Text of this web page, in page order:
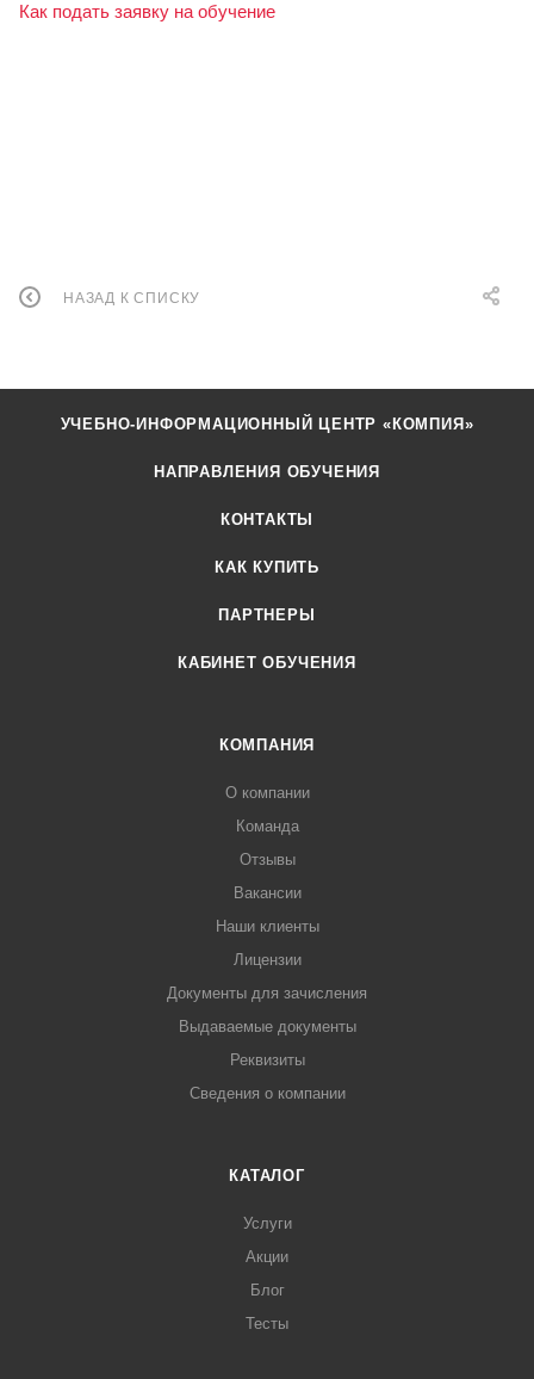
Как подать заявку на обучение
НАЗАД К СПИСКУ
УЧЕБНО-ИНФОРМАЦИОННЫЙ ЦЕНТР «КОМПИЯ»
НАПРАВЛЕНИЯ ОБУЧЕНИЯ
КОНТАКТЫ
КАК КУПИТЬ
ПАРТНЕРЫ
КАБИНЕТ ОБУЧЕНИЯ
КОМПАНИЯ
О компании
Команда
Отзывы
Вакансии
Наши клиенты
Лицензии
Документы для зачисления
Выдаваемые документы
Реквизиты
Сведения о компании
КАТАЛОГ
Услуги
Акции
Блог
Тесты